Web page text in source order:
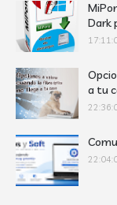
Dark
a tu